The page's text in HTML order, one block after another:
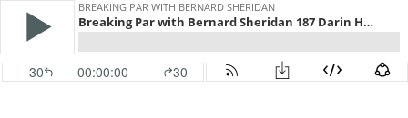
BREAKING PAR WITH BERNARD SHERIDAN
Breaking Par with Bernard Sheridan 187 Darin Hovis Interview
30 00:00:00 30